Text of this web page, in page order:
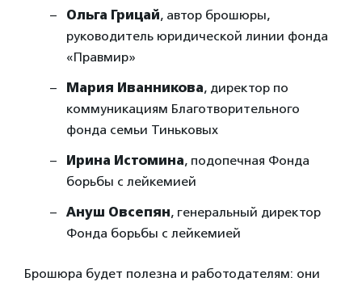
Ольга Грицай, автор брошюры,
руководитель юридической линии фонда
«Правмир»
Мария Иванникова, директор по
коммуникациям Благотворительного
фонда семьи Тиньковых
Ирина Истомина, подопечная Фонда
борьбы с лейкемией
Ануш Овсепян, генеральный директор
Фонда борьбы с лейкемией
Брошюра будет полезна и работодателям: они